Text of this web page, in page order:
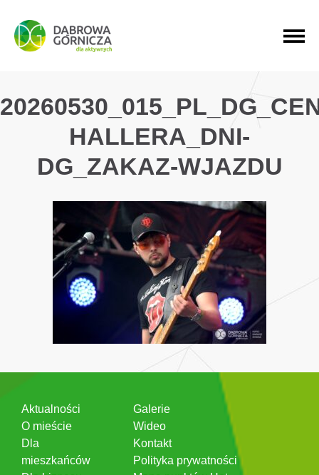
PRZEJDŹ DO MENU GŁÓWNEGO
PRZEJDŹ DO WYSZUKIWARKI
PRZEJDŹ DO TREŚCI
HALLERA_DNI-
DG_ZAKAZ-WJAZDU
Aktualności
O mieście
Dla
mieszkańców
Galerie
Wideo
Kontakt
Polityka prywatności